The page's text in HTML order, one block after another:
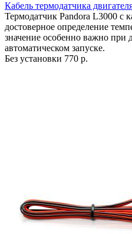
Кабель термодатчика
Термодатчик Pandora L3000 с
достоверное определение
значение особенно важно при
автоматическом запуске.
Без установки 770 р.